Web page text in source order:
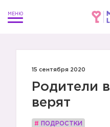
15 сентября 2020
Родители
верят
# ПОДРОСТКИ